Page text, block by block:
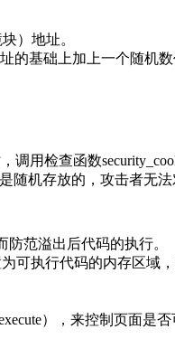
）地址。
基础上加上一个随机
用检查函数
机存放的，攻击者无法
防范溢出后代码的执行。
可执行代码的内存区域
），来控制页面是